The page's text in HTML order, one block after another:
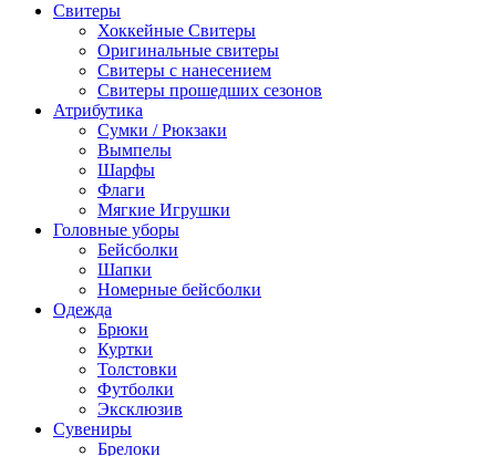
Свитеры
Хоккейные Свитеры
Оригинальные свитеры
Свитеры с нанесением
Свитеры прошедших сезонов
Атрибутика
Сумки / Рюкзаки
Вымпелы
Шарфы
Флаги
Мягкие Игрушки
Головные уборы
Бейсболки
Шапки
Номерные бейсболки
Одежда
Брюки
Куртки
Толстовки
Футболки
Эксклюзив
Сувениры
Брелоки